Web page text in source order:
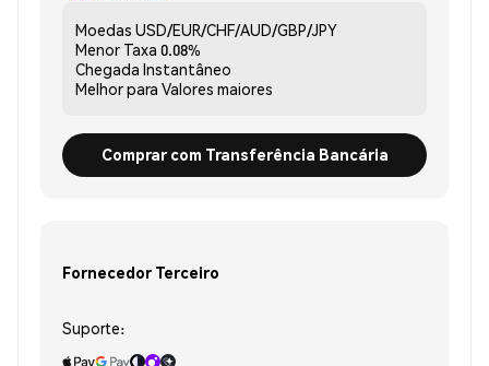
Moedas USD/EUR/CHF/AUD/GBP/JPY
Menor Taxa 0.08%
Chegada Instantâneo
Melhor para Valores maiores
Comprar com Transferência Bancária
Fornecedor Terceiro
Suporte: